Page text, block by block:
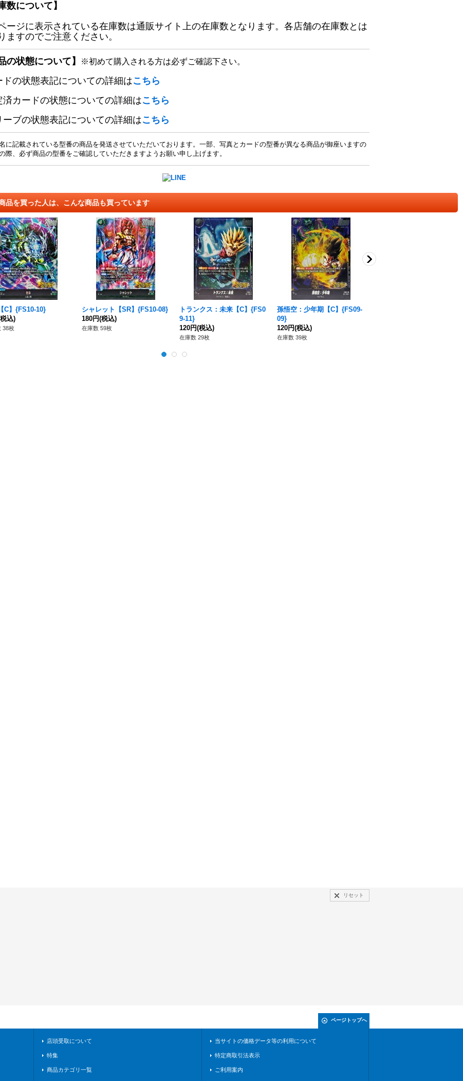
数について】
ージに表示されている在庫数は通販サイト上の在庫数となります。各店舗の在庫数とは
ますのでご注意ください。
の状態について】 ※初めて購入される方は必ずご確認下さい。
ドの状態表記についての詳細はこちら
済カードの状態についての詳細はこちら
ーブの状態表記についての詳細はこちら
に記載されている型番の商品を発送させていただいております。一部、写真とカードの型番が異なる商品が御座いますの
際、必ず商品の型番をご確認していただきますようお願い申し上げます。
品を買った人は、こんな商品も買っています
C】{FS10-10}
込)
38枚
シャレット【SR】{FS10-08}
180円(税込)
在庫数 59枚
トランクス：未来【C】{FS0
9-11}
120円(税込)
在庫数 29枚
孫悟空：少年期【C】{FS09-
09}
120円(税込)
在庫数 39枚
リセット
ページトップへ
店頭受取について
特集
商品カテゴリ一覧
当サイトの価格データ等の利用について
特定商取引法表示
ご利用案内